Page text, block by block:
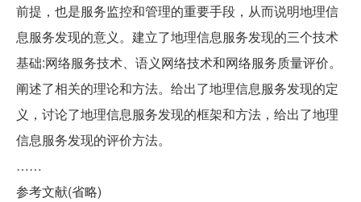
前提，也是服务监控和管理的重要手段，从而说明地理信
息服务发现的意义。建立了地理信息服务发现的三个技术
基础:网络服务技术、语义网络技术和网络服务质量评价。
阐述了相关的理论和方法。给出了地理信息服务发现的定
义，讨论了地理信息服务发现的框架和方法，给出了地理
信息服务发现的评价方法。
……
参考文献(省略)